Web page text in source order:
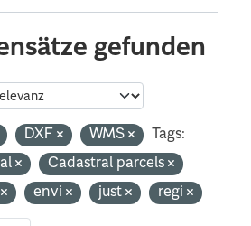
gefunden
DXF WMS
Tags:
Cadastral parcels
envi just regi